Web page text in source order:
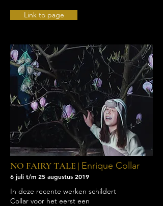
Link to page
NO FAIRY TALE | Enrique Collar
6 juli t/m 25 augustus 2019
In deze recente werken schildert
Collar voor het eerst een